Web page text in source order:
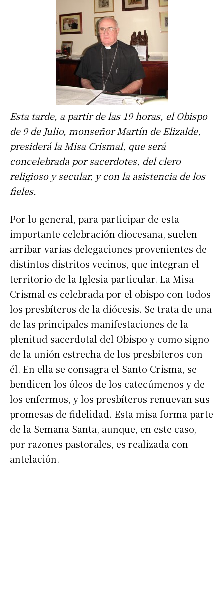
Esta tarde, a partir de las 19 horas, el Obispo
de 9 de Julio, monseñor Martín de Elizalde,
presiderá la Misa Crismal, que será
concelebrada por sacerdotes, del clero
religioso y secular, y con la asistencia de los
fieles.
Por lo general, para participar de esta
importante celebración diocesana, suelen
arribar varias delegaciones provenientes de
distintos distritos vecinos, que integran el
territorio de la Iglesia particular. La Misa
Crismal es celebrada por el obispo con todos
los presbíteros de la diócesis. Se trata de una
de las principales manifestaciones de la
plenitud sacerdotal del Obispo y como signo
de la unión estrecha de los presbíteros con
él. En ella se consagra el Santo Crisma, se
bendicen los óleos de los catecúmenos y de
los enfermos, y los presbíteros renuevan sus
promesas de fidelidad. Esta misa forma parte
de la Semana Santa, aunque, en este caso,
por razones pastorales, es realizada con
antelación.